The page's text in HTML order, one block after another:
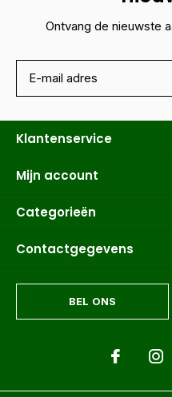
Ontvang de nieuwste
Klantenservice
Mijn account
Categorieën
Contactgegevens
BEL ONS